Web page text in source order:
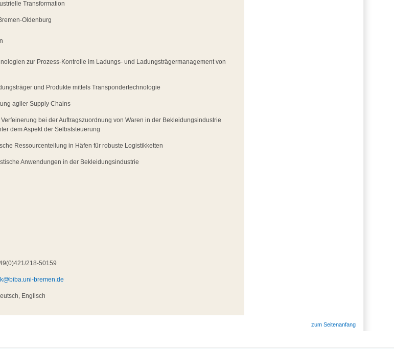
Transformation
Oldenburg
zur Prozess-Kontrolle im Ladungs- und Ladungsträgermanagement von
und Produkte mittels Transpondertechnologie
agiler Supply Chains
bei der Auftragszuordnung von Waren in der Bekleidungsindustrie
dem Aspekt der Selbststeuerung
Ressourcenteilung in Häfen für robuste Logistikketten
Anwendungen in der Bekleidungsindustrie
218-50159
bremen.de
Englisch
zum Seitenanfang